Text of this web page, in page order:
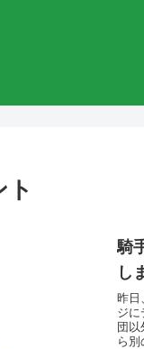
騎
し
昨日
ジに
団
ら